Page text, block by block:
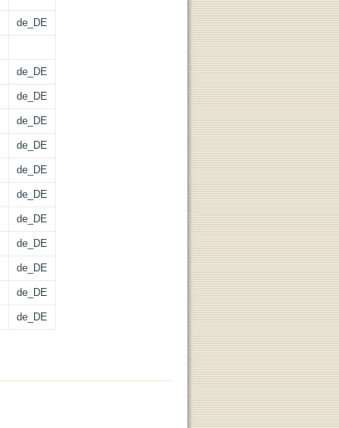
de_DE
de_DE
de_DE
de_DE
de_DE
de_DE
de_DE
de_DE
de_DE
de_DE
de_DE
de_DE